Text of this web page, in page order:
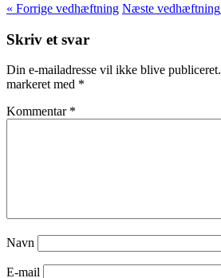
« Forrige vedhæftning Næste vedhæftning
Skriv et svar
Din e-mailadresse vil ikke blive publiceret.
markeret med *
Kommentar *
Navn
E-mail